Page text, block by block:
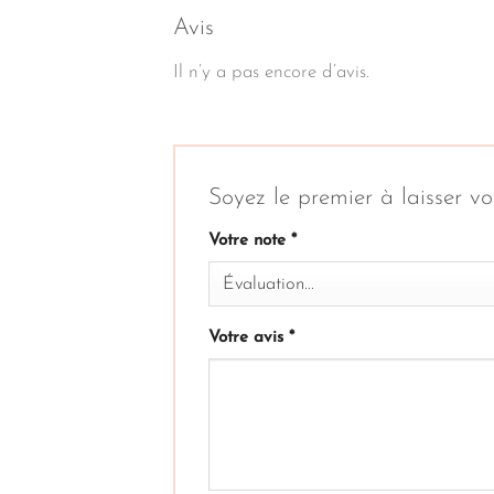
Avis
Il n’y a pas encore d’avis.
Soyez le premier à laisser
Votre note *
Votre avis *